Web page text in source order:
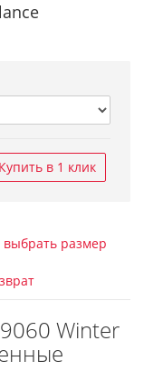
Купить в 1 клик
выбрать размер
Winter